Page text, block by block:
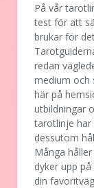
På vår
test för att
brukar för
redan
medium och
här på
utbildningar
tarotlinje har
dessutom
Många
dyker upp
din